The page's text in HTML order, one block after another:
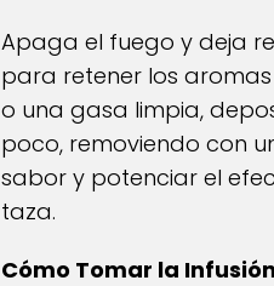
Apaga el fuego y deja
para retener los
o una gasa limpia,
poco, removiendo con
sabor y potenciar el
taza.
Cómo Tomar la Infusión